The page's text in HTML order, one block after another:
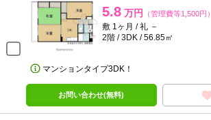
5.8 万円 （管理費等1,500円）
敷 1ヶ月 / 礼 －
2階 / 3DK / 56.85㎡
マンションタイプ3DK！
お問い合わせ(無料)